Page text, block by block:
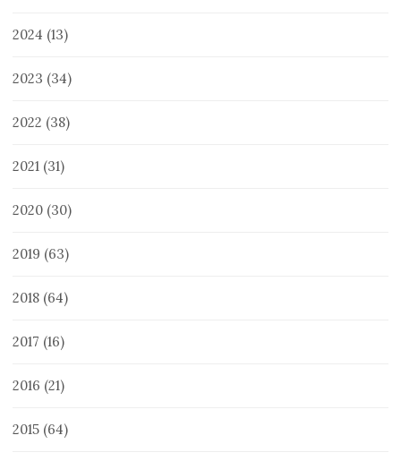
2024 (13)
2023 (34)
2022 (38)
2021 (31)
2020 (30)
2019 (63)
2018 (64)
2017 (16)
2016 (21)
2015 (64)